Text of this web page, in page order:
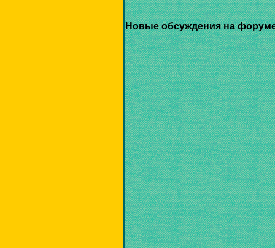
Новые обсуждения на